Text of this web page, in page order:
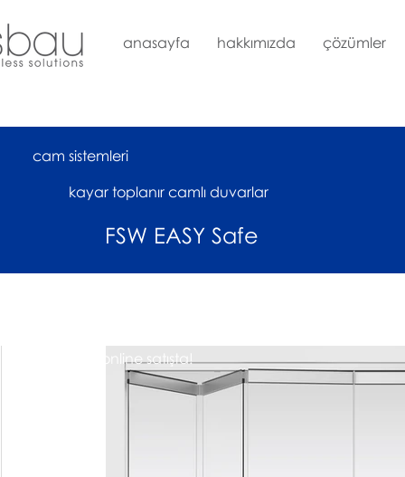
anasayfa hakkımızda çözümler
cam sistemleri
kayar toplanır camlı duvarlar
FSW EASY Safe
çok yakında online satışta!